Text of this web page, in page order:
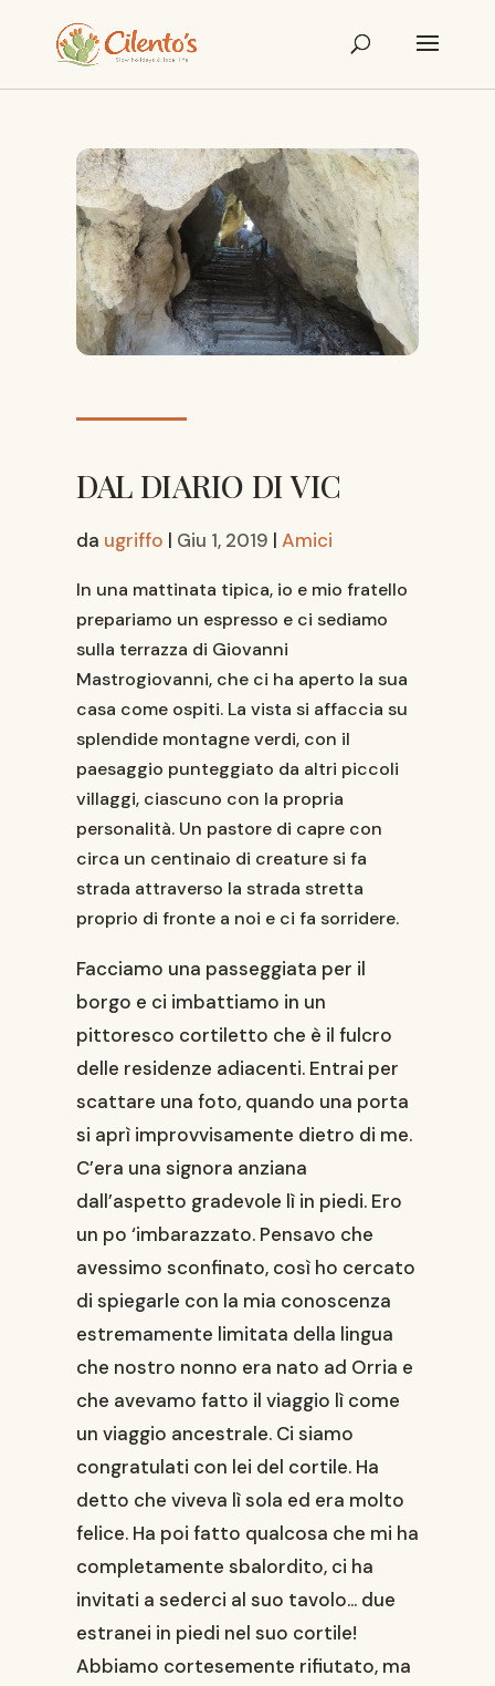
DAL DIARIO DI VIC
da ugriffo | Giu 1, 2019 | Amici
In una mattinata tipica, io e mio fratello
prepariamo un espresso e ci sediamo
sulla terrazza di Giovanni
Mastrogiovanni, che ci ha aperto la sua
casa come ospiti. La vista si affaccia su
splendide montagne verdi, con il
paesaggio punteggiato da altri piccoli
villaggi, ciascuno con la propria
personalità. Un pastore di capre con
circa un centinaio di creature si fa
strada attraverso la strada stretta
proprio di fronte a noi e ci fa sorridere.
Facciamo una passeggiata per il
borgo e ci imbattiamo in un
pittoresco cortiletto che è il fulcro
delle residenze adiacenti. Entrai per
scattare una foto, quando una porta
si aprì improvvisamente dietro di me.
C’era una signora anziana
dall’aspetto gradevole lì in piedi. Ero
un po ‘imbarazzato. Pensavo che
avessimo sconfinato, così ho cercato
di spiegarle con la mia conoscenza
estremamente limitata della lingua
che nostro nonno era nato ad Orria e
che avevamo fatto il viaggio lì come
un viaggio ancestrale. Ci siamo
congratulati con lei del cortile. Ha
detto che viveva lì sola ed era molto
felice. Ha poi fatto qualcosa che mi ha
completamente sbalordito, ci ha
invitati a sederci al suo tavolo… due
estranei in piedi nel suo cortile!
Abbiamo cortesemente rifiutato, ma